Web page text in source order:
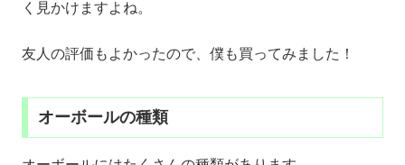
く見かけますよね。
友人の評価もよかったので、僕も買ってみました！
オーボールの種類